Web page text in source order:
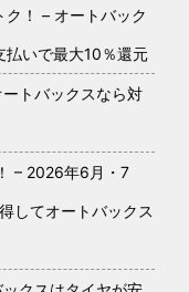
！ – オートバック
払いで最大10％還元
トバックスなら対
– 2026年6月・7
してオートバックス